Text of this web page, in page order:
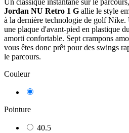
Un classique instantané sur le
Jordan NU Retro 1 G allie le style
à la dernière technologie de golf Nike.
une plaque d'avant-pied en plastique
amorti confortable. Sept crampons
vous êtes donc prêt pour des swings
le parcours.
Couleur
Pointure
40.5